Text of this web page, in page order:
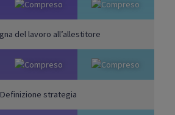
del lavoro all’allestitore
Definizione strategia